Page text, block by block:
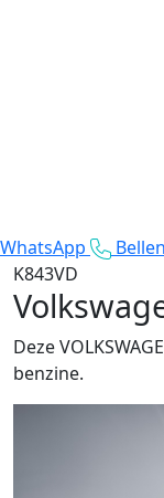
WhatsApp
Bellen
K843VD
Deze
benzine.